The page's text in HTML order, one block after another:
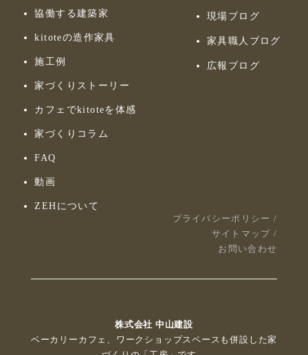
協働する建築家
kitoteの造作家具
施工例
家づくりストーリー
カフェでkitoteを体感
家づくりコラム
FAQ
動画
ZEHについて
現場ブログ
家具職人ブログ
広報ブログ
プライバシーポリシー /
サイトマップ /
お問い合わせ
株式会社 中山建設
ベーカリーカフェ、ワークショップスペースも併設した家